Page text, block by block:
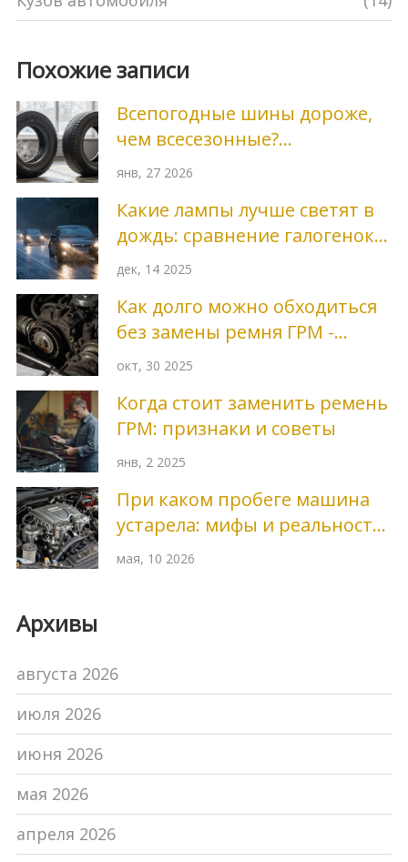
Похожие записи
Всепогодные шины дороже,
чем всесезонные?
Разбираемся в ценах и
янв, 27 2026
Какие лампы лучше светят в
дождь: сравнение галогенок,
ксенонов и светодиодов
дек, 14 2025
Как долго можно обходиться
без замены ремня ГРМ -
реальные сроки и риски
окт, 30 2025
Когда стоит заменить ремень
ГРМ: признаки и советы
янв, 2 2025
При каком пробеге машина
устарела: мифы и реальность
срока службы двигателя
мая, 10 2026
Архивы
августа 2026
июля 2026
июня 2026
мая 2026
апреля 2026